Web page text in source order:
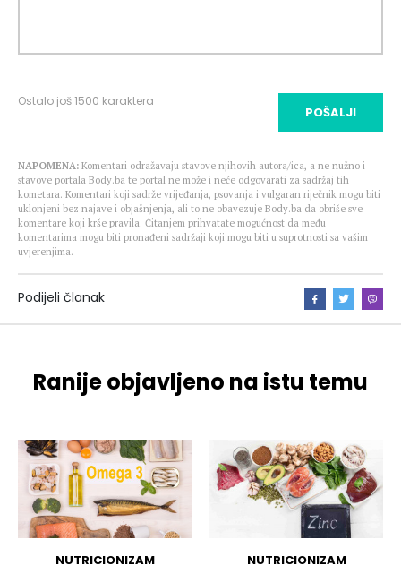
Ostalo još1500 karaktera
POŠALJI
NAPOMENA: Komentari odražavaju stavove njihovih autora/ica, a ne nužno i
stavove portala Body.ba te portal ne može i neće odgovarati za sadržaj tih
kometara. Komentari koji sadrže vrijeđanja, psovanja i vulgaran riječnik mogu biti
uklonjeni bez najave i objašnjenja, ali to ne obavezuje Body.ba da obriše sve
komentare koji krše pravila. Čitanjem prihvatate mogućnost da među
komentarima mogu biti pronađeni sadržaji koji mogu biti u suprotnosti sa vašim
uvjerenjima.
Podijeli članak
Ranije objavljeno na istu temu
NUTRICIONIZAM NUTRICIONIZAM